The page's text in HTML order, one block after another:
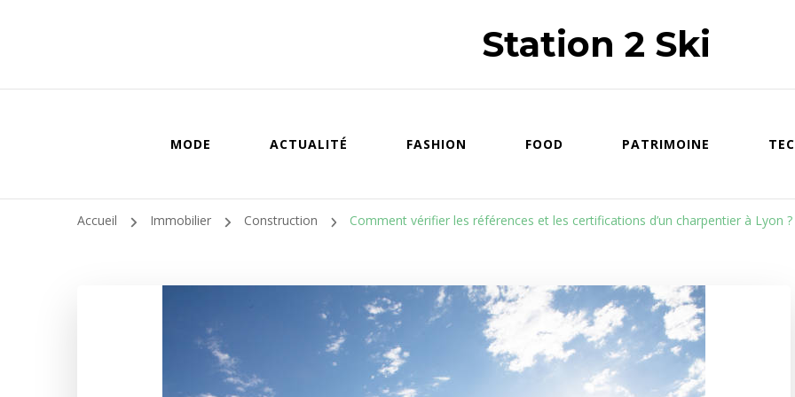
Station 2 Ski
MODE ACTUALITÉ FASHION FOOD PATRIMOINE
Accueil Immobilier Construction Comment vérifier les références et les certifications d’un charpentier à Lyon ?